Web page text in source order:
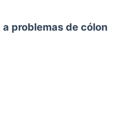
problemas de cólon